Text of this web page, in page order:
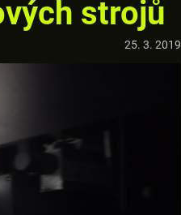
strojů
25. 3. 2019